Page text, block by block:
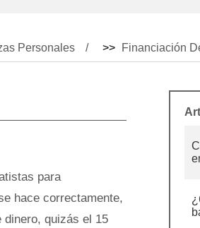
Personales >> Financiación
para
hace correctamente,
dinero, quizás el 15